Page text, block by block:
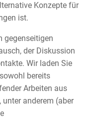
Konzepte für
ist.
gegenseitigen
der Diskussion
Wir laden Sie
bereits
Arbeiten aus
anderem (aber